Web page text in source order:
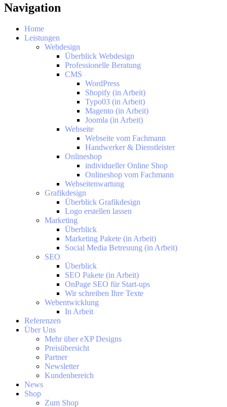
Navigation
Home
Leistungen
Webdesign
Überblick Webdesign
Professionelle Beratung
CMS
WordPress
Shopify (in Arbeit)
Typo03 (in Arbeit)
Magento (in Arbeit)
Joomla (in Arbeit)
Webseite
Webseite vom Fachmann
Handwerker & Dienstleister
Onlineshop
individueller Online Shop
Onlineshop vom Fachmann
Webseitenwartung
Grafikdesign
Überblick Grafikdesign
Logo erstellen lassen
Marketing
Überblick
Marketing Pakete (in Arbeit)
Social Media Betreuung (in Arbeit)
SEO
Überblick
SEO Pakete (in Arbeit)
OnPage SEO für Start-ups
Wir schreiben Ihre Texte
Webentwicklung
In Arbeit
Referenzen
Über Uns
Mehr über eXP Designs
Preisübersicht
Partner
Newsletter
Kundenbereich
News
Shop
Zum Shop